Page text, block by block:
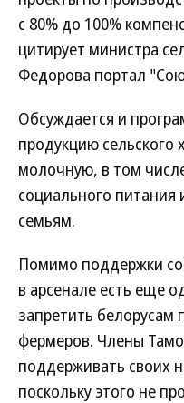
с 80% до 100%
цитирует министра
Федорова портал
Обсуждается и
продукцию сельского
молочную, в том
социального
семьям.
Помимо поддержки
в арсенале есть еще
запретить белорусам
фермеров. Члены
поддерживать своих
поскольку этого не